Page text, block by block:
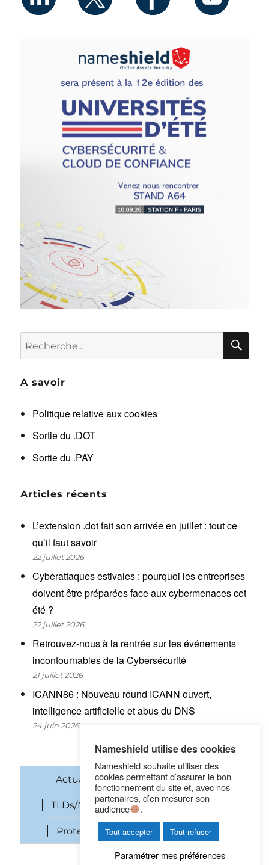
Recherche
pour :
A savoir
Politique relative aux cookies
Sortie du .DOT
Sortie du .PAY
Articles récents
L’extension .dot fait son arrivée en juillet : tout ce
qu’il faut savoir
22 juillet 2026
Cyberattaques estivales : pourquoi les entreprises
doivent être préparées face aux cybermenaces cet
été ?
22 juillet 2026
Retrouvez-nous à la rentrée sur les événements
incontournables de la Cybersécurité
21 juillet 2026
ICANN86 : Nouveau round ICANN ouvert,
intelligence artificielle et abus du DNS
24 juin 2026
Actualités Noms de domaine
TLDs/New gTLDs Cybersécurité
Protection des marques SEO
Nameshield utilise des cookies
Nameshield souhaite utiliser des
cookies permettant d’assurer le bon
fonctionnement du site et, avec nos
partenaires, d’en mesurer son
audience
.
Tout accepter Tout refuser
Paramétrer mes préférences